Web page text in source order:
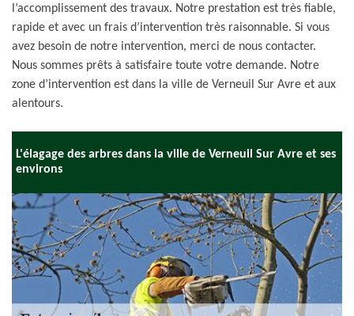
l’accomplissement des travaux. Notre prestation est très fiable,
rapide et avec un frais d’intervention très raisonnable. Si vous
avez besoin de notre intervention, merci de nous contacter.
Nous sommes prêts à satisfaire toute votre demande. Notre
zone d’intervention est dans la ville de Verneuil Sur Avre et aux
alentours.
L'élagage des arbres dans la ville de Verneuil Sur Avre et ses
environs